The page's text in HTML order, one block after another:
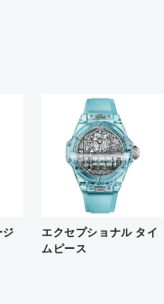
ジ
エクセプショナル タイ
ムピース